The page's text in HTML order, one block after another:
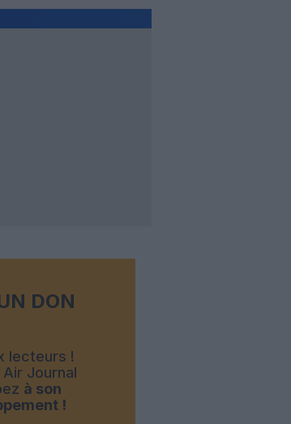
Hôtellerie
DON
lecteurs !
Journal
à son
!